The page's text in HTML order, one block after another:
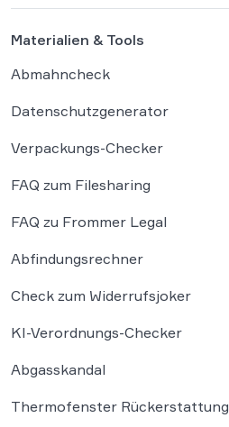
Materialien & Tools
Abmahncheck
Datenschutzgenerator
Verpackungs-Checker
FAQ zum Filesharing
FAQ zu Frommer Legal
Abfindungsrechner
Check zum Widerrufsjoker
KI-Verordnungs-Checker
Abgasskandal
Thermofenster Rückerstattung